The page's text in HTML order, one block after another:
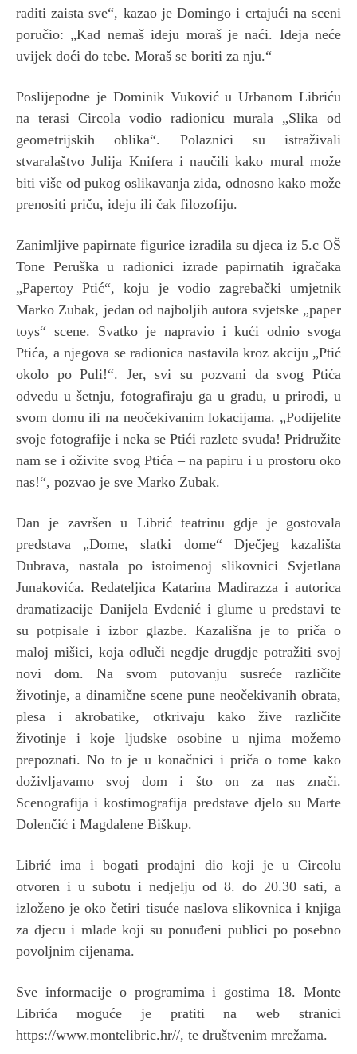
raditi zaista sve“, kazao je Domingo i crtajući na sceni
poručio: „Kad nemaš ideju moraš je naći. Ideja neće
uvijek doći do tebe. Moraš se boriti za nju.“
Poslijepodne je Dominik Vuković u Urbanom Libriću
na terasi Circola vodio radionicu murala „Slika od
geometrijskih oblika“. Polaznici su istraživali
stvaralaštvo Julija Knifera i naučili kako mural može
biti više od pukog oslikavanja zida, odnosno kako može
prenositi priču, ideju ili čak filozofiju.
Zanimljive papirnate figurice izradila su djeca iz 5.c OŠ
Tone Peruška u radionici izrade papirnatih igračaka
„Papertoy Ptić“, koju je vodio zagrebački umjetnik
Marko Zubak, jedan od najboljih autora svjetske „paper
toys“ scene. Svatko je napravio i kući odnio svoga
Ptića, a njegova se radionica nastavila kroz akciju „Ptić
okolo po Puli!“. Jer, svi su pozvani da svog Ptića
odvedu u šetnju, fotografiraju ga u gradu, u prirodi, u
svom domu ili na neočekivanim lokacijama. „Podijelite
svoje fotografije i neka se Ptići razlete svuda! Pridružite
nam se i oživite svog Ptića – na papiru i u prostoru oko
nas!“, pozvao je sve Marko Zubak.
Dan je završen u Librić teatrinu gdje je gostovala
predstava „Dome, slatki dome“ Dječjeg kazališta
Dubrava, nastala po istoimenoj slikovnici Svjetlana
Junakovića. Redateljica Katarina Madirazza i autorica
dramatizacije Danijela Evđenić i glume u predstavi te
su potpisale i izbor glazbe. Kazališna je to priča o
maloj mišici, koja odluči negdje drugdje potražiti svoj
novi dom. Na svom putovanju susreće različite
životinje, a dinamične scene pune neočekivanih obrata,
plesa i akrobatike, otkrivaju kako žive različite
životinje i koje ljudske osobine u njima možemo
prepoznati. No to je u konačnici i priča o tome kako
doživljavamo svoj dom i što on za nas znači.
Scenografija i kostimografija predstave djelo su Marte
Dolenčić i Magdalene Biškup.
Librić ima i bogati prodajni dio koji je u Circolu
otvoren i u subotu i nedjelju od 8. do 20.30 sati, a
izloženo je oko četiri tisuće naslova slikovnica i knjiga
za djecu i mlade koji su ponuđeni publici po posebno
povoljnim cijenama.
Sve informacije o programima i gostima 18. Monte
Librića moguće je pratiti na web stranici
https://www.montelibric.hr//, te društvenim mrežama.